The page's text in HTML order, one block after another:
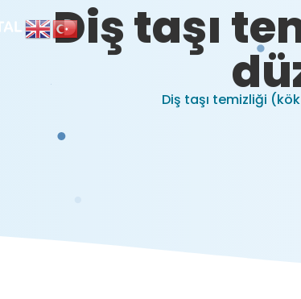
Diş taşı
Diş taşı temizliği